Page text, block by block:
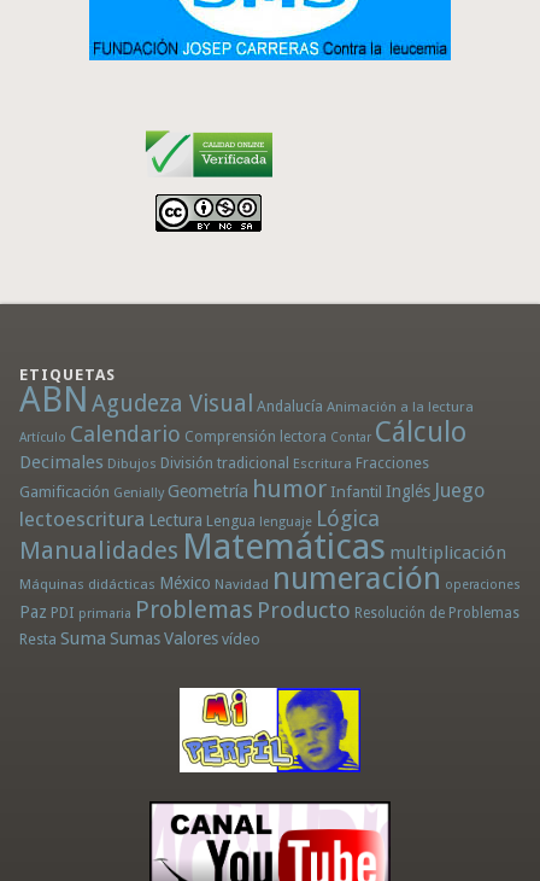
ETIQUETAS
ABN Agudeza Visual Andalucía Animación a la lectura
Artículo Calendario Comprensión lectora Contar Cálculo
Decimales Dibujos División tradicional Escritura Fracciones
Gamificación Genially Geometría humor Infantil Inglés Juego
lectoescritura Lectura Lengua lenguaje Lógica
Manualidades Matemáticas multiplicación
Máquinas didácticas México Navidad numeración operaciones
Paz PDI primaria Problemas Producto Resolución de Problemas
Resta Suma Sumas Valores vídeo